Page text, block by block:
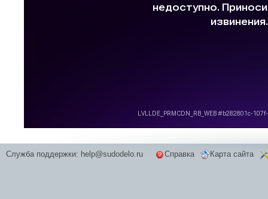
Служба поддержки: help@sudodelo.ru Справка Карта сайта